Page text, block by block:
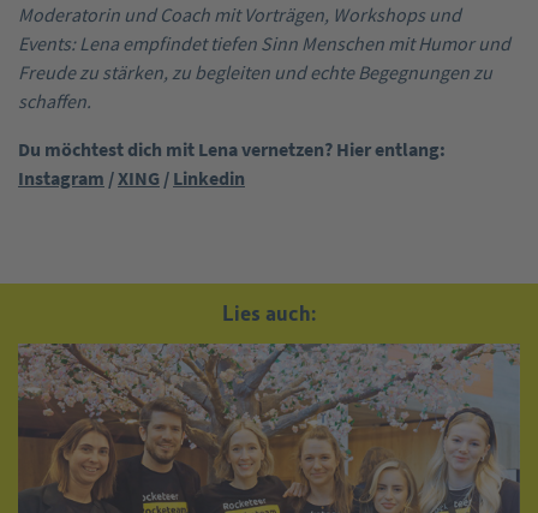
Moderatorin und Coach mit Vorträgen, Workshops und
Events: Lena empfindet tiefen Sinn Menschen mit Humor und
Freude zu stärken, zu begleiten und echte Begegnungen zu
schaffen.
Du möchtest dich mit Lena vernetzen? Hier entlang:
Instagram /XING / Linkedin
Lies auch: